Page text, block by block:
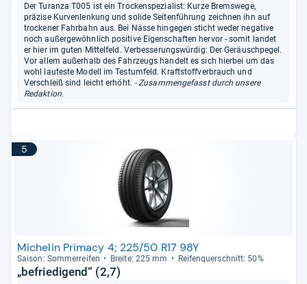
Der Turanza T005 ist ein Trockenspezialist: Kurze Bremswege,
präzise Kurvenlenkung und solide Seitenführung zeichnen ihn auf
trockener Fahrbahn aus. Bei Nässe hingegen sticht weder negative
noch außergewöhnlich positive Eigenschaften hervor - somit landet
er hier im guten Mittelfeld. Verbesserungswürdig: Der Geräuschpegel.
Vor allem außerhalb des Fahrzeugs handelt es sich hierbei um das
wohl lauteste Modell im Testumfeld. Kraftstoffverbrauch und
Verschleiß sind leicht erhöht. - Zusammengefasst durch unsere
Redaktion.
5
Michelin Primacy 4; 225/50 R17 98Y
Sai­son: Som­mer­rei­fen Breite: 225 mm Rei­fen­quer­schnitt: 50%
„befriedigend“ (2,7)